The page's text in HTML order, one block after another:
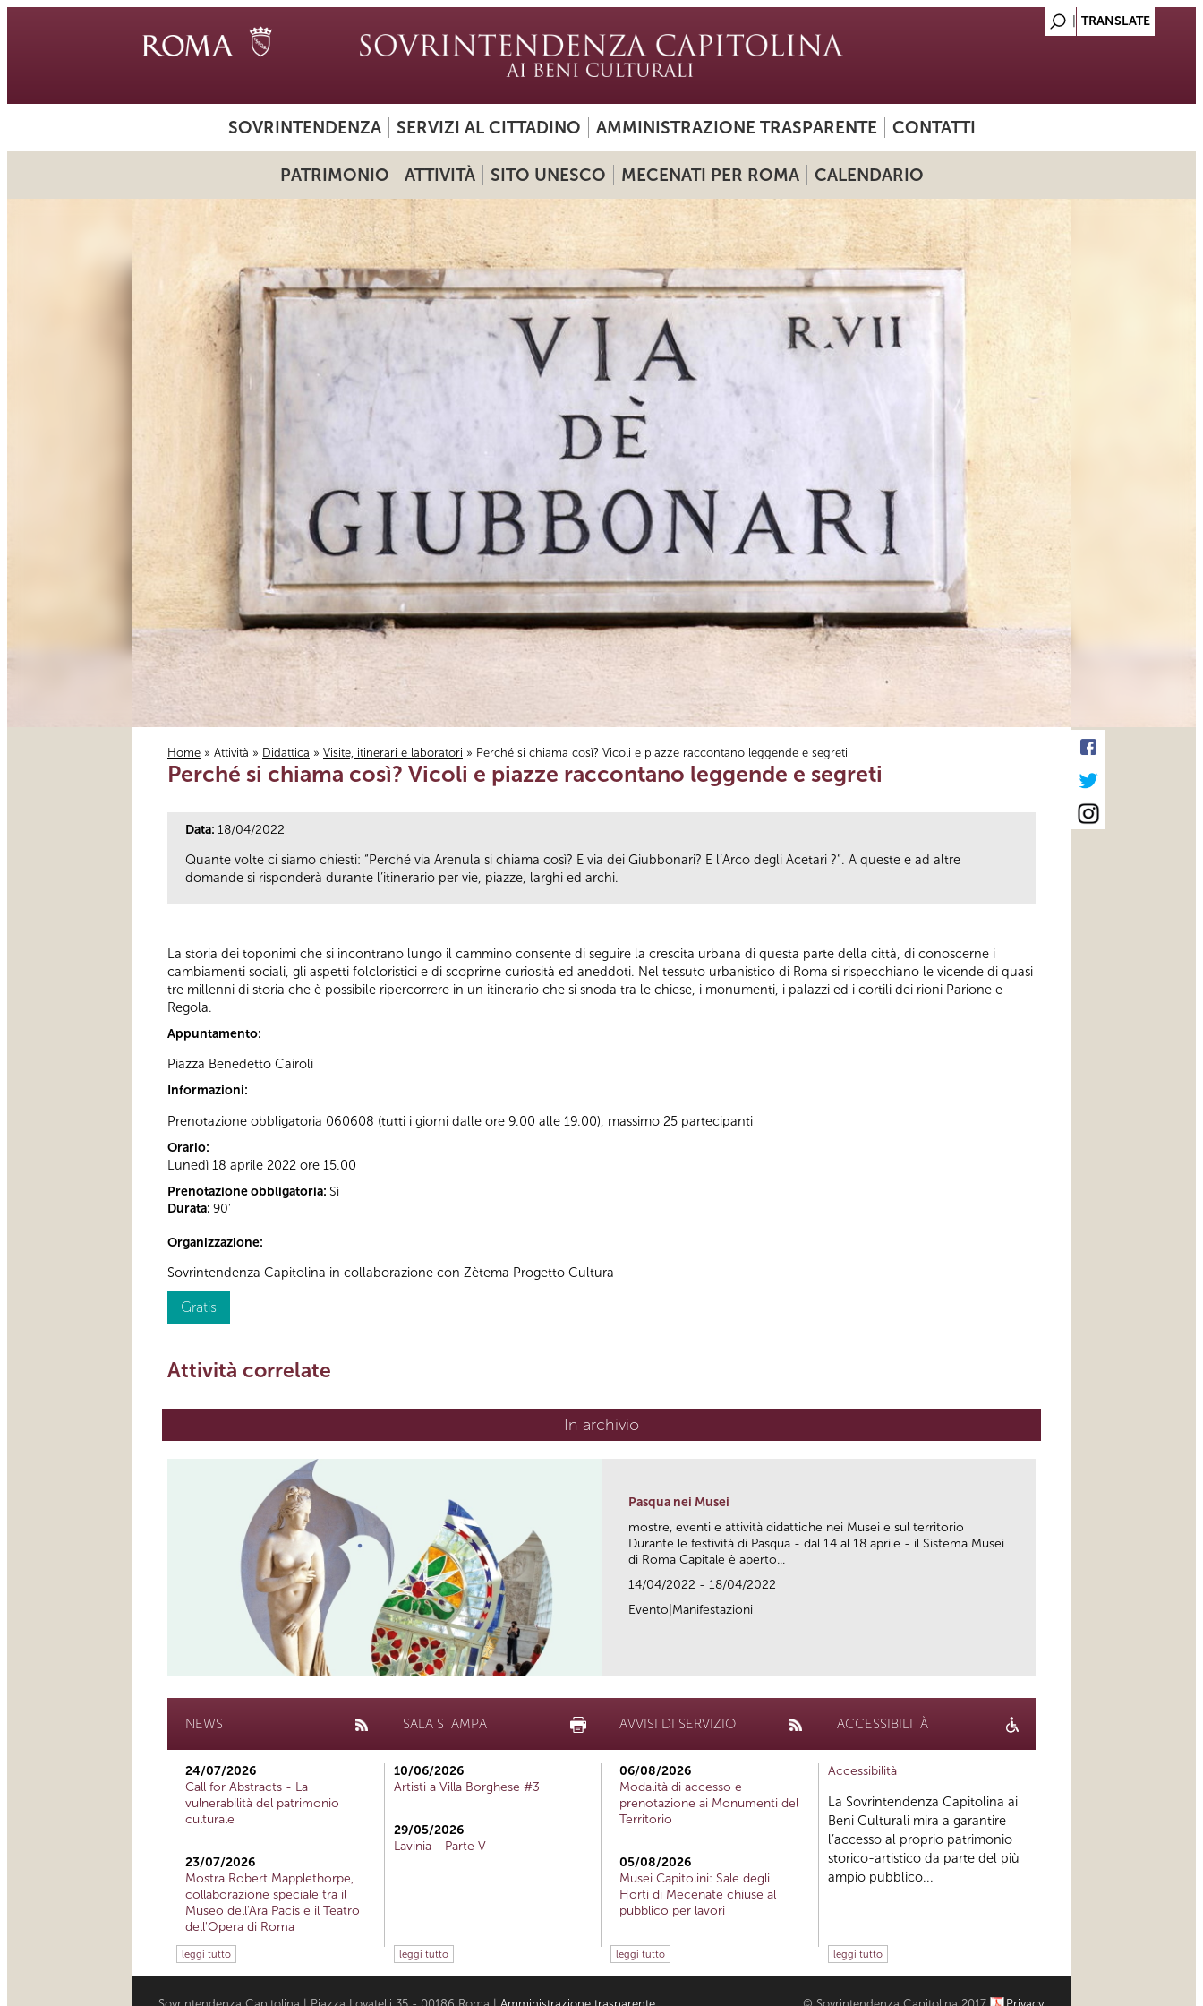
SOVRINTENDENZA SERVIZI AL CITTADINO AMMINISTRAZIONE TRASPARENTE CONTATTI
PATRIMONIO ATTIVITÀ SITO UNESCO MECENATI PER ROMA CALENDARIO
Tu sei qui
Home » Attività » Didattica » Visite, itinerari e laboratori » Perché si chiama così? Vicoli e piazze raccontano leggende e segreti
Perché si chiama così? Vicoli e piazze raccontano leggende e segreti
Data: 18/04/2022
Quante volte ci siamo chiesti: “Perché via Arenula si chiama così? E via dei Giubbonari? E l’Arco degli Acetari ?”. A queste e ad altre
domande si risponderà durante l’itinerario per vie, piazze, larghi ed archi.
La storia dei toponimi che si incontrano lungo il cammino consente di seguire la crescita urbana di questa parte della città, di conoscerne i
cambiamenti sociali, gli aspetti folcloristici e di scoprirne curiosità ed aneddoti. Nel tessuto urbanistico di Roma si rispecchiano le vicende di quasi
tre millenni di storia che è possibile ripercorrere in un itinerario che si snoda tra le chiese, i monumenti, i palazzi ed i cortili dei rioni Parione e
Regola.
Appuntamento:
Piazza Benedetto Cairoli
Informazioni:
Prenotazione obbligatoria 060608 (tutti i giorni dalle ore 9.00 alle 19.00), massimo 25 partecipanti
Orario:
Lunedì 18 aprile 2022 ore 15.00
Prenotazione obbligatoria: Sì
Durata: 90'
Organizzazione:
Sovrintendenza Capitolina in collaborazione con Zètema Progetto Cultura
Gratis
Attività correlate
In archivio
Pasqua nei Musei
mostre, eventi e attività didattiche nei Musei e sul territorio
Durante le festività di Pasqua - dal 14 al 18 aprile - il Sistema Musei
di Roma Capitale è aperto...
14/04/2022 - 18/04/2022
Evento|Manifestazioni
NEWS
24/07/2026
Call for Abstracts - La
vulnerabilità del patrimonio
culturale
23/07/2026
Mostra Robert Mapplethorpe,
collaborazione speciale tra il
Museo dell'Ara Pacis e il Teatro
dell'Opera di Roma
leggi tutto
SALA STAMPA
10/06/2026
Artisti a Villa Borghese #3
29/05/2026
Lavinia - Parte V
leggi tutto
AVVISI DI SERVIZIO
06/08/2026
Modalità di accesso e
prenotazione ai Monumenti del
Territorio
05/08/2026
Musei Capitolini: Sale degli
Horti di Mecenate chiuse al
pubblico per lavori
leggi tutto
ACCESSIBILITÀ
Accessibilità
La Sovrintendenza Capitolina ai
Beni Culturali mira a garantire
l’accesso al proprio patrimonio
storico-artistico da parte del più
ampio pubblico...
leggi tutto